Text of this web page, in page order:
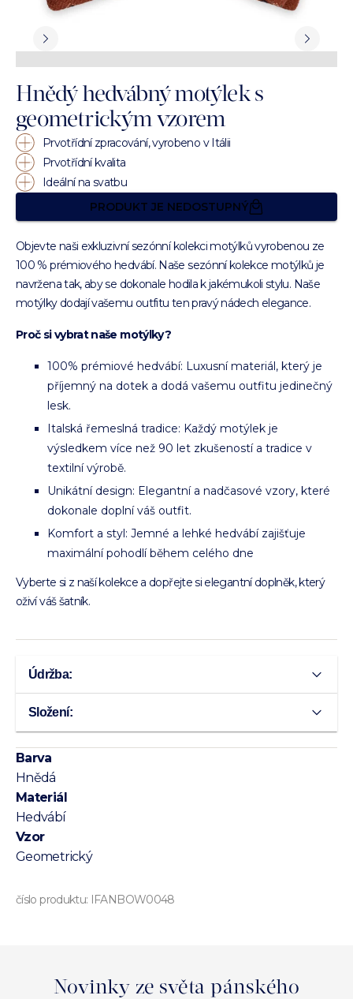
Hnědý hedvábný motýlek s
geometrickým vzorem
Prvotřídní zpracování, vyrobeno v Itálii
Prvotřídní kvalita
Ideální na svatbu
PRODUKT JE NEDOSTUPNÝ
Objevte naši exkluzivní sezónní kolekci motýlků vyrobenou ze
100 % prémiového hedvábí. Naše sezónní kolekce motýlků je
navržena tak, aby se dokonale hodila k jakémukoli stylu. Naše
motýlky dodají vašemu outfitu ten pravý nádech elegance.
Proč si vybrat naše motýlky?
100% prémiové hedvábí: Luxusní materiál, který je
příjemný na dotek a dodá vašemu outfitu jedinečný
lesk.
Italská řemeslná tradice: Každý motýlek je
výsledkem více než 90 let zkušeností a tradice v
textilní výrobě.
Unikátní design: Elegantní a nadčasové vzory, které
dokonale doplní váš outfit.
Komfort a styl: Jemné a lehké hedvábí zajišťuje
maximální pohodlí během celého dne
Vyberte si z naší kolekce a dopřejte si elegantní doplněk, který
oživí váš šatník.
Údržba:
Složení:
Barva
Hnědá
Materiál
Hedvábí
Vzor
Geometrický
číslo produktu: IFANBOW0048
Novinky ze světa pánského